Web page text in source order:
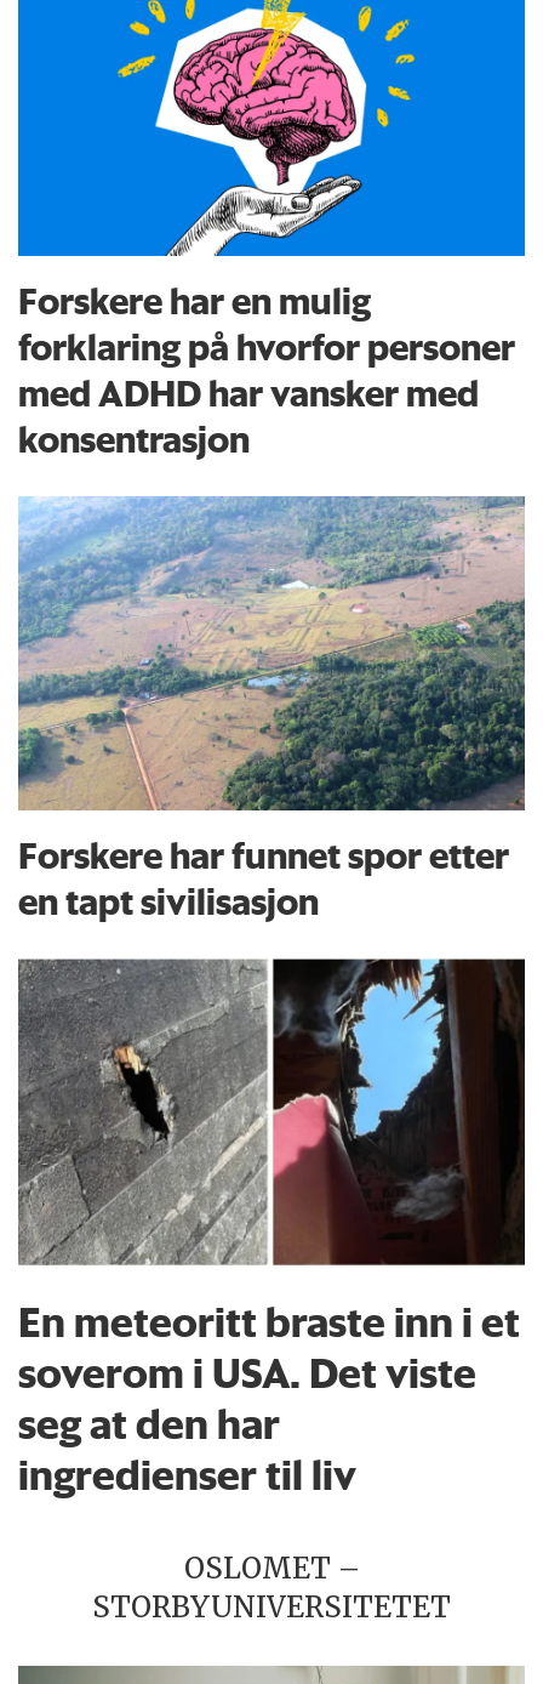
Forskere har en mulig
forklaring på hvorfor personer
med ADHD har vansker med
konsentrasjon
Forskere har funnet spor etter
en tapt sivilisasjon
En meteoritt braste inn i et
soverom i USA. Det viste
seg at den har
ingredienser til liv
OSLOMET –
STORBYUNIVERSITETET